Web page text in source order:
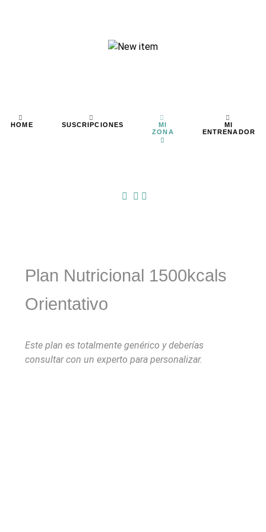
HOME SUSCRIPCIONES
MI
ZONA
MI
ENTRENADOR
Plan Nutricional 1500kcals
Orientativo
Este plan es totalmente genérico y deberías
consultar con un experto para personalizar.